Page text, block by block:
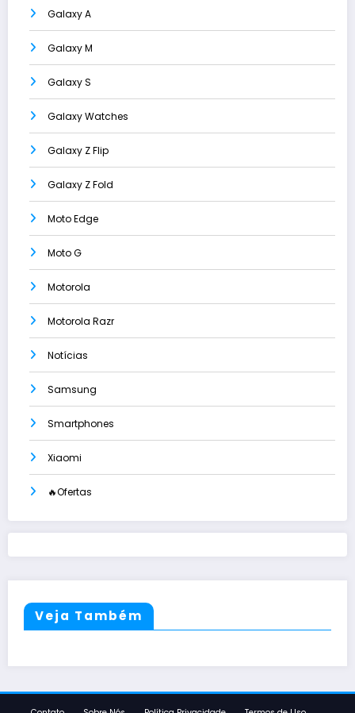
Galaxy A
Galaxy M
Galaxy S
Galaxy Watches
Galaxy Z Flip
Galaxy Z Fold
Moto Edge
Moto G
Motorola
Motorola Razr
Notícias
Samsung
Smartphones
Xiaomi
🔥Ofertas
Veja Também